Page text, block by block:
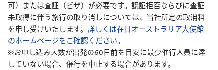
可）または査証（ビザ）が必要です。認証拒否ならびに査証
未取得に伴う旅行の取り消しについては、当社所定の取消料
を申し受けいたします。 詳しくは在日オーストラリア大使館
のホームページをご確認ください。
※お申し込み人数が出発の60日前を目安に最少催行人員に達
していない場合、催行を中止する場合があります。